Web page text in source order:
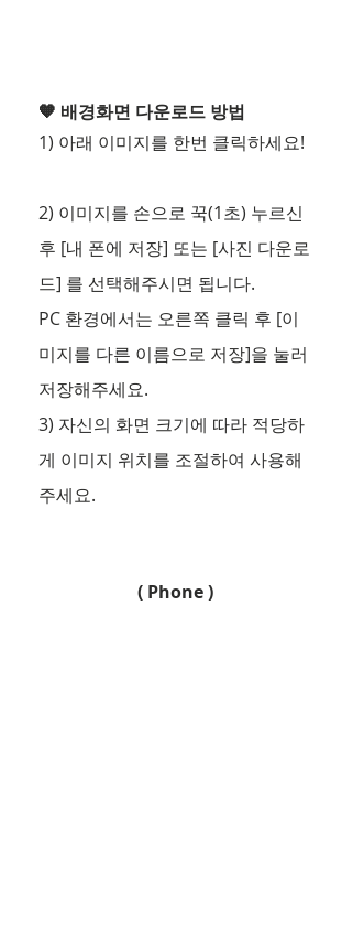
🧡 배경화면 다운로드 방법
1) 아래 이미지를 한번 클릭하세요!
2) 이미지를 손으로 꾹(1초) 누르신
후 [내 폰에 저장] 또는 [사진 다운로
드] 를 선택해주시면 됩니다.
PC 환경에서는 오른쪽 클릭 후 [이
미지를 다른 이름으로 저장]을 눌러
저장해주세요.
3) 자신의 화면 크기에 따라 적당하
게 이미지 위치를 조절하여 사용해
주세요.
( Phone )